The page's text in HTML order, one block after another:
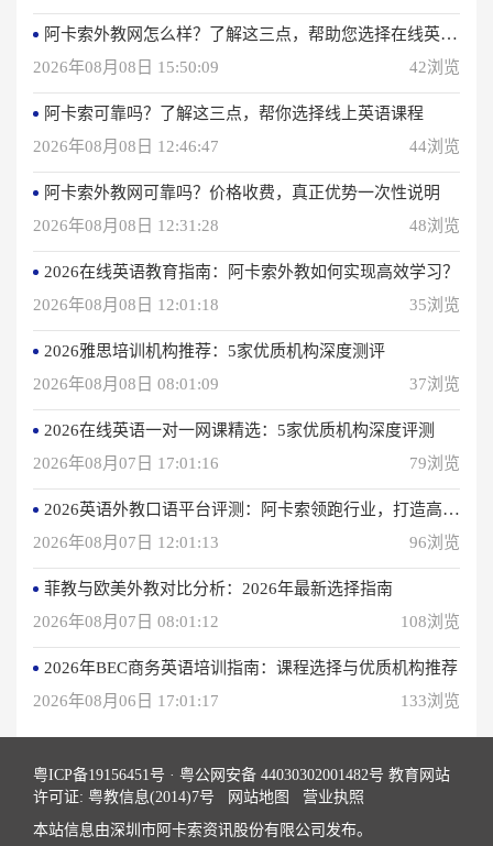
阿卡索外教网怎么样？了解这三点，帮助您选择在线英语学习方法
2026年08月08日 15:50:09
42浏览
阿卡索可靠吗？了解这三点，帮你选择线上英语课程
2026年08月08日 12:46:47
44浏览
阿卡索外教网可靠吗？价格收费，真正优势一次性说明
2026年08月08日 12:31:28
48浏览
2026在线英语教育指南：阿卡索外教如何实现高效学习？
2026年08月08日 12:01:18
35浏览
2026雅思培训机构推荐：5家优质机构深度测评
2026年08月08日 08:01:09
37浏览
2026在线英语一对一网课精选：5家优质机构深度评测
2026年08月07日 17:01:16
79浏览
2026英语外教口语平台评测：阿卡索领跑行业，打造高效学习体验
2026年08月07日 12:01:13
96浏览
菲教与欧美外教对比分析：2026年最新选择指南
2026年08月07日 08:01:12
108浏览
2026年BEC商务英语培训指南：课程选择与优质机构推荐
2026年08月06日 17:01:17
133浏览
粤ICP备19156451号 · 粤公网安备 44030302001482号 教育网站
许可证: 粤教信息(2014)7号
网站地图
营业执照
本站信息由深圳市阿卡索资讯股份有限公司发布。